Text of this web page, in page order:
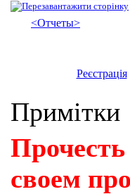
<Отчеты>
Реєстрація
Примітки
своем